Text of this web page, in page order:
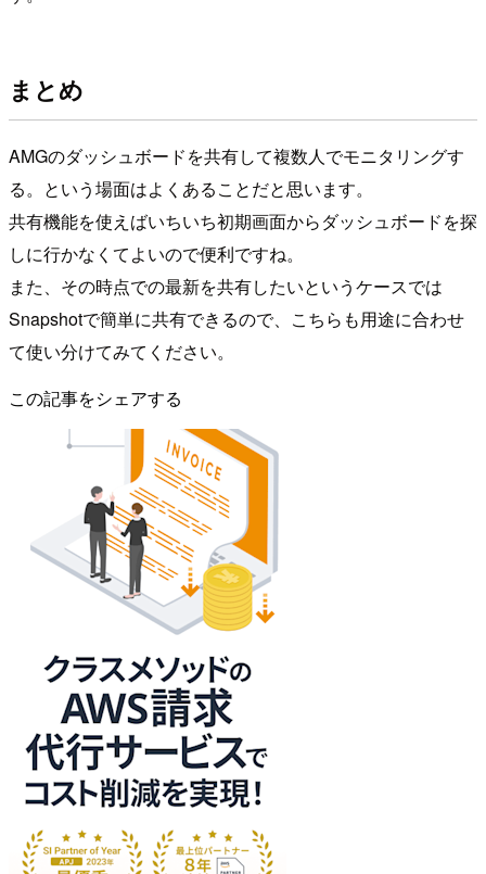
まとめ
AMGのダッシュボードを共有して複数人でモニタリングす
る。という場面はよくあることだと思います。
共有機能を使えばいちいち初期画面からダッシュボードを探
しに行かなくてよいので便利ですね。
また、その時点での最新を共有したいというケースでは
Snapshotで簡単に共有できるので、こちらも用途に合わせ
て使い分けてみてください。
この記事をシェアする